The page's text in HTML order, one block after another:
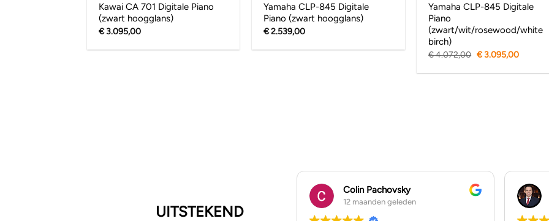
Kawai CA 701 Digitale Piano
(zwart hoogglans)
€3.095,00
Yamaha CLP-845 Digitale
Piano (zwart hoogglans)
€2.539,00
Yamaha CLP-845 Digitale
Piano
(zwart/wit/rosewood/white
birch)
€4.072,00 Original
was:
€3.095,00Current
is:
UITSTEKEND
Colin Pachovsky
12 maanden geleden